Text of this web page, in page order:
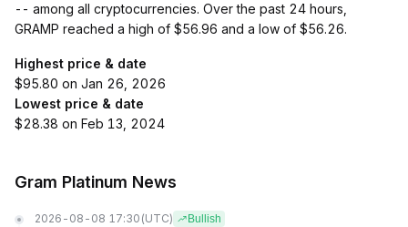
-- among all cryptocurrencies. Over the past 24 hours,
GRAMP reached a high of $56.96 and a low of $56.26.
Highest price & date
$95.80 on Jan 26, 2026
Lowest price & date
$28.38 on Feb 13, 2024
Gram Platinum News
2026-08-08 17:30 (UTC) Bullish